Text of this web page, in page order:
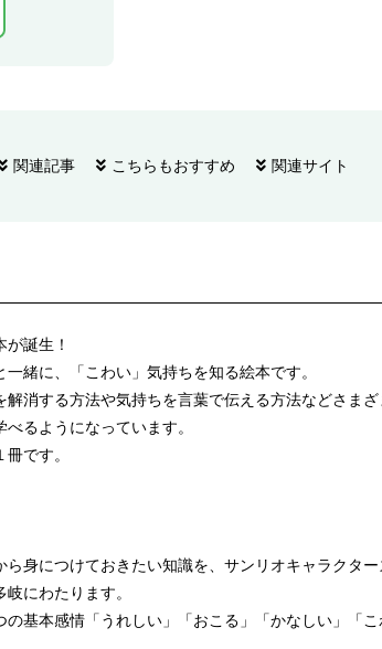
関連記事 こちらもおすすめ 関連サイト
誕生！
緒に、「こわい」気持ちを知る絵本です。
解消する方法や気持ちを言葉で伝える方法などさま
るようになっています。
です。
身につけておきたい知識を、サンリオキャラクター
にわたります。
の基本感情「うれしい」「おこる」「かなしい」「